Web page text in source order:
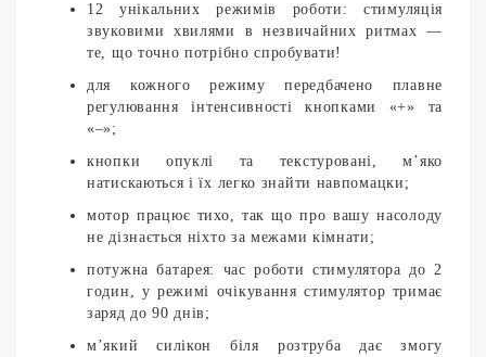
12 унікальних режимів роботи: стимуляція
звуковими хвилями в незвичайних ритмах —
те, що точно потрібно спробувати!
для кожного режиму передбачено плавне
регулювання інтенсивності кнопками «+» та
«–»;
кнопки опуклі та текстуровані, м’яко
натискаються і їх легко знайти навпомацки;
мотор працює тихо, так що про вашу насолоду
не дізнається ніхто за межами кімнати;
потужна батарея: час роботи стимулятора до 2
годин, у режимі очікування стимулятор тримає
заряд до 90 днів;
м’який силікон біля розтруба дає змогу